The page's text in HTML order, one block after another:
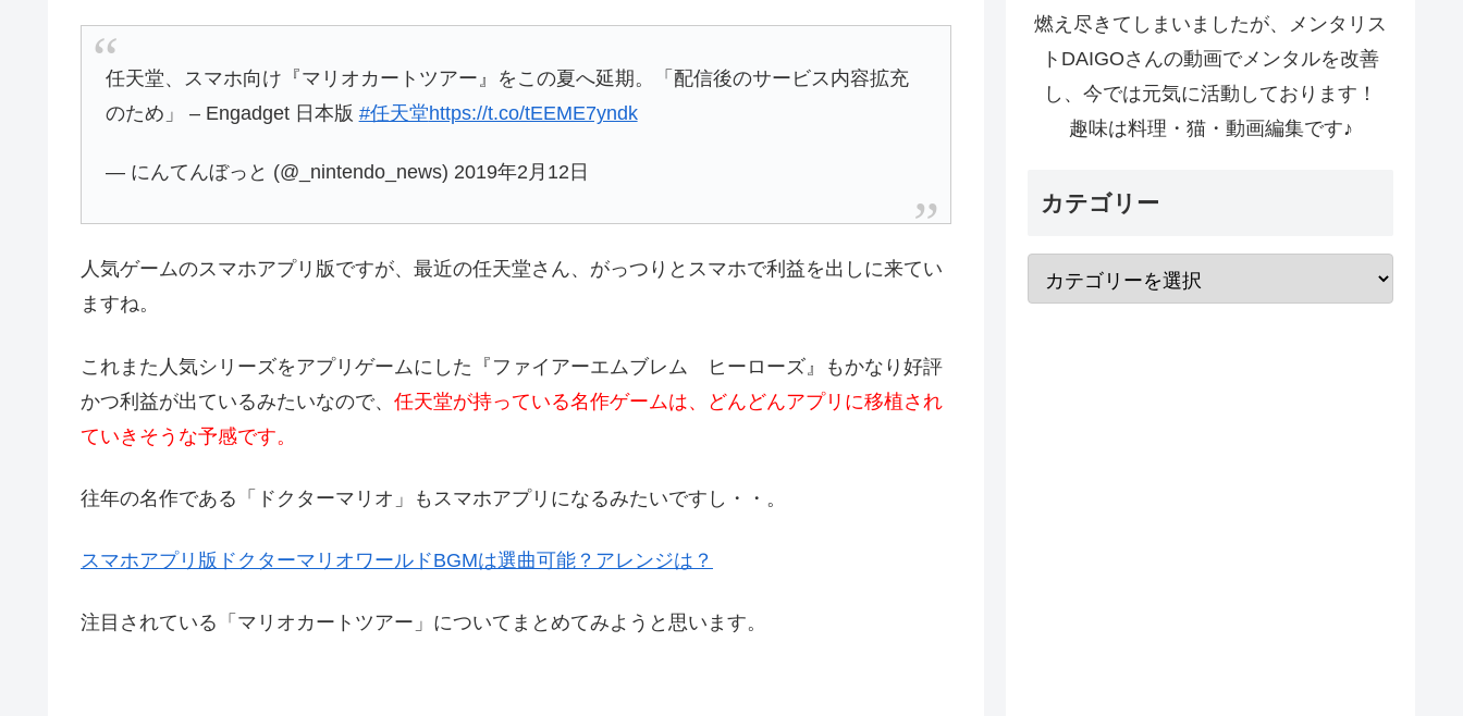
任天堂、スマホ向け『マリオカートツアー』をこの夏へ延期。「配信後のサービス内容拡充
のため」 – Engadget 日本版 #任天堂https://t.co/tEEME7yndk
— にんてんぼっと (@_nintendo_news) 2019年2月12日
人気ゲームのスマホアプリ版ですが、最近の任天堂さん、がっつりとスマホで利益を出しに来てい
ますね。
これまた人気シリーズをアプリゲームにした『ファイアーエムブレム ヒーローズ』もかなり好評
かつ利益が出ているみたいなので、 任天堂が持っている名作ゲームは、どんどんアプリに移植され
ていきそうな予感です。
往年の名作である「ドクターマリオ」もスマホアプリになるみたいですし・・。
スマホアプリ版ドクターマリオワールドBGMは選曲可能？アレンジは？
注目されている「マリオカートツアー」についてまとめてみようと思います。
燃え尽きてしまいましたが、メンタリス
トDAIGOさんの動画でメンタルを改善
し、今では元気に活動しております！
趣味は料理・猫・動画編集です♪
カテゴリー